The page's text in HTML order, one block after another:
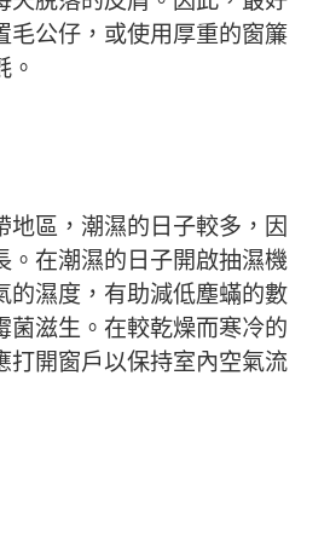
毛公仔，或使用厚重的窗簾
。
地區，潮濕的日子較多，因
。在潮濕的日子開啟抽濕機
的濕度，有助減低塵蟎的數
菌滋生。在較乾燥而寒冷的
打開窗戶以保持室內空氣流